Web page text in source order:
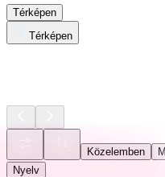
Térképen
Térképen
Közelemben
Nyelv